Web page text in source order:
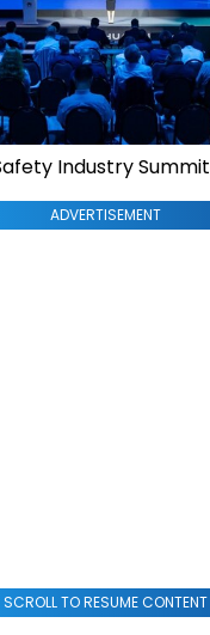
Industry Summit
ADVERTISEMENT
SCROLL TO RESUME CONTENT